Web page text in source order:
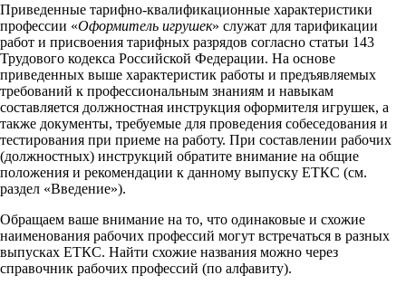
Приведенные тарифно-квалификационные характеристики
профессии «Оформитель игрушек» служат для тарификации
работ и присвоения тарифных разрядов согласно статьи 143
Трудового кодекса Российской Федерации. На основе
приведенных выше характеристик работы и предъявляемых
требований к профессиональным знаниям и навыкам
составляется должностная инструкция оформителя игрушек, а
также документы, требуемые для проведения собеседования и
тестирования при приеме на работу. При составлении рабочих
(должностных) инструкций обратите внимание на общие
положения и рекомендации к данному выпуску ЕТКС (см.
раздел «Введение»).
Обращаем ваше внимание на то, что одинаковые и схожие
наименования рабочих профессий могут встречаться в разных
выпусках ЕТКС. Найти схожие названия можно через
справочник рабочих профессий (по алфавиту).